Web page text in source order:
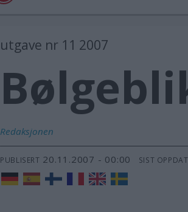
utgave nr 11 2007
Redaksjonen
PUBLISERT 20.11.2007 - 00:00 SIST